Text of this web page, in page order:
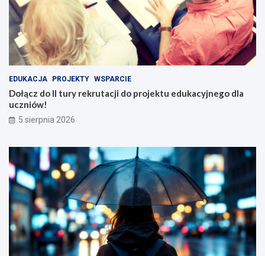
EDUKACJA PROJEKTY WSPARCIE
Dołącz do II tury rekrutacji do projektu edukacyjnego dla
uczniów!
5 sierpnia 2026